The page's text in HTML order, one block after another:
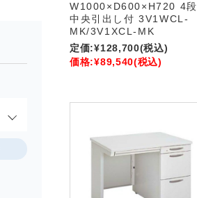
W1000×D600×H720 4
中央引出し付 3V1WCL-
MK/3V1XCL-MK
定価:¥128,700(税込)
価格:¥89,540(税込)